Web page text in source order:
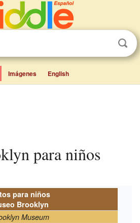
Imágenes English
para niños
para niños
Brooklyn
Museum